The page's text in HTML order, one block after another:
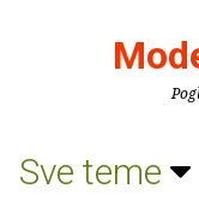
Sve teme